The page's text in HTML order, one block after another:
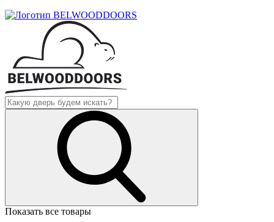
Показать все товары